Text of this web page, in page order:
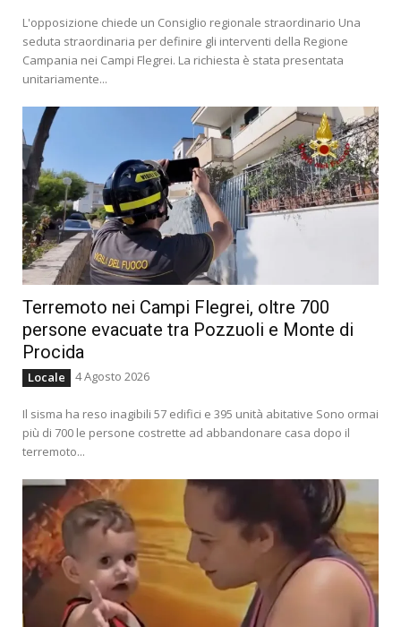
L'opposizione chiede un Consiglio regionale straordinario Una
seduta straordinaria per definire gli interventi della Regione
Campania nei Campi Flegrei. La richiesta è stata presentata
unitariamente...
Terremoto nei Campi Flegrei, oltre 700
persone evacuate tra Pozzuoli e Monte di
Procida
Locale 4 Agosto 2026
Il sisma ha reso inagibili 57 edifici e 395 unità abitative Sono ormai
più di 700 le persone costrette ad abbandonare casa dopo il
terremoto...